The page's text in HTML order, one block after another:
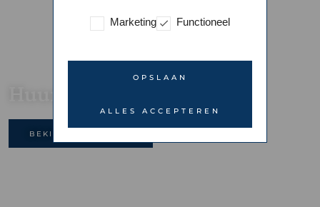
BEKIJK ONS AANBOD
Marketing Functioneel
OPSLAAN
ALLES ACCEPTEREN